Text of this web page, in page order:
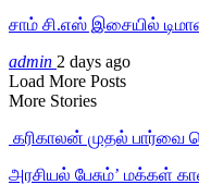
சாம் சி.எஸ் இசையில்
admin 2 days ago
Load More Posts
More Stories
கரிகாலன் முதல் பார்வை
அரசியல் பேசும்’ மக்கள்